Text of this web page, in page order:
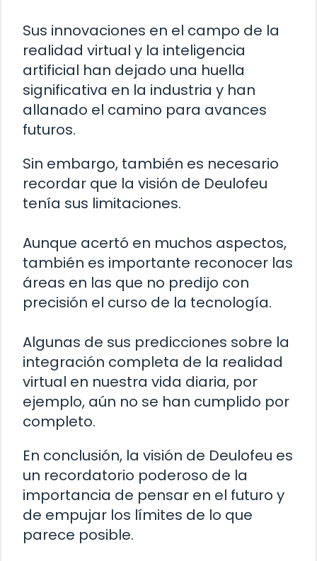
Sus innovaciones en el campo de la
realidad virtual y la inteligencia
artificial han dejado una huella
significativa en la industria y han
allanado el camino para avances
futuros.
Sin embargo, también es necesario
recordar que la visión de Deulofeu
tenía sus limitaciones.
Aunque acertó en muchos aspectos,
también es importante reconocer las
áreas en las que no predijo con
precisión el curso de la tecnología.
Algunas de sus predicciones sobre la
integración completa de la realidad
virtual en nuestra vida diaria, por
ejemplo, aún no se han cumplido por
completo.
En conclusión, la visión de Deulofeu es
un recordatorio poderoso de la
importancia de pensar en el futuro y
de empujar los límites de lo que
parece posible.